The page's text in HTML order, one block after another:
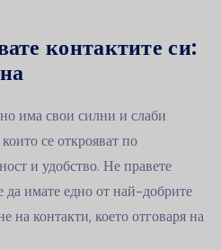
контактите си:
има свои силни и слаби
се открояват по
и удобство. Не правете
имате едно от най-добрите
на контакти, което отговаря на